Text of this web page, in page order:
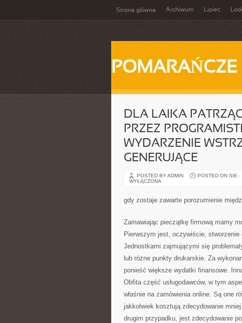
Strona główna Archiwum Lipiec
POMARAŃCZE
DLA LAIKA
PRZEZ
WYDARZENIE
GENERUJĄCE
POSTED BY ADMIN POSTED ON SIE -
WYŁĄCZONA
gdy zostaje zawarte porozumienie
Zamawiając pieczątkę firmową mamy
Pierwszym jest, oczywiście, stworzenie
Jednostkami zajmującymi się
lub różne punkty drukarskie. Za
ponieść większe wydatki finansowe.
Obfita część usługodawców, w tym
właśnie na zamówienia online. Są one
jakkolwiek kosztują zdecydowanie
drugim przypadku, jest zdecydowanie